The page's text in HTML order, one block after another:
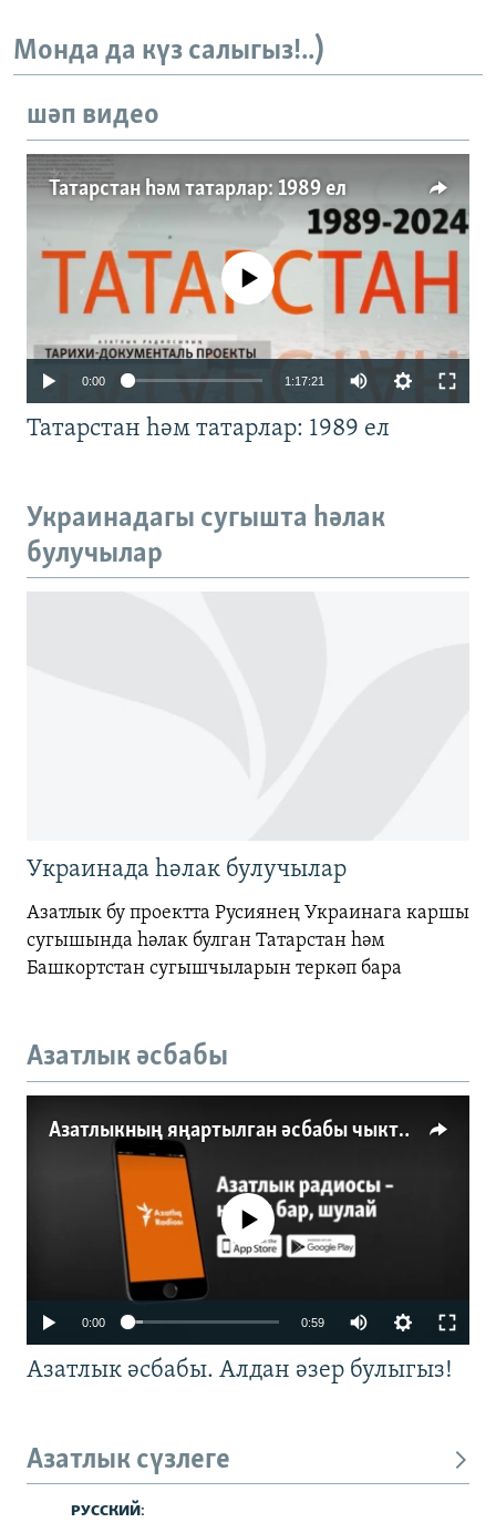
Монда да күз салыгыз!..)
шәп видео
Татарстан һәм татарлар: 1989 ел
No media source currently available
0:00 1:17:21
720p
Татарстан һәм татарлар: 1989 ел
Украинадагы сугышта һәлак
булучылар
Украинада һәлак булучылар
Азатлык бу проектта Русиянең Украинага каршы
сугышында һәлак булган Татарстан һәм
Башкортстан сугышчыларын теркәп бара
Азатлык әсбабы
Азатлыкның яңартылган әсбабы чыкты
No media source currently available
0:00 0:59
Азатлык әсбабы. Алдан әзер булыгыз!
Азатлык сүзлеге